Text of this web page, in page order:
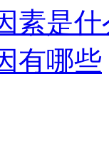
素是什
有哪些